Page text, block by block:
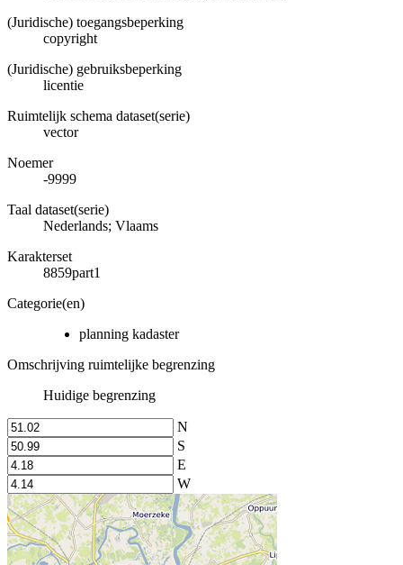
(Juridische) toegangsbeperking
copyright
(Juridische) gebruiksbeperking
licentie
Ruimtelijk schema dataset(serie)
vector
Noemer
-9999
Taal dataset(serie)
Nederlands; Vlaams
Karakterset
8859part1
Categorie(en)
planning kadaster
Omschrijving ruimtelijke begrenzing
Huidige begrenzing
N
S
E
W